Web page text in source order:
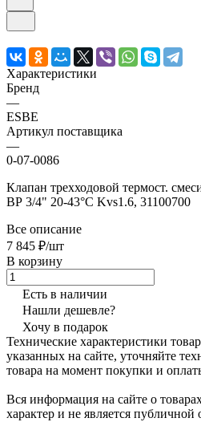
Характеристики
Бренд
—
ESBE
Артикул поставщика
—
0-07-0086
Клапан трехходовой термост.
ВР 3/4" 20-43°C Kvs1.6, 31100700
Все описание
7 845 ₽/шт
В корзину
Есть в наличии
Нашли дешевле?
Хочу в подарок
Технические характеристики
указанных на сайте, уточняйте
товара на момент покупки и
Вся информация на сайте о
характер и не является публичной